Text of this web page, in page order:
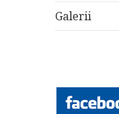
Galerii